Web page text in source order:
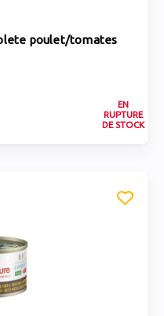
poulet/tomates
EN
RUPTURE
DE STOCK